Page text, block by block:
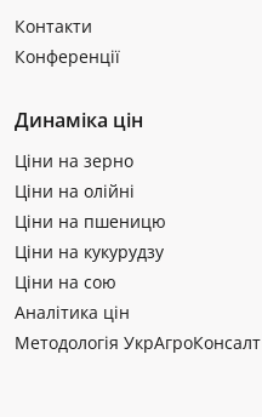
Контакти
Конференції
Динаміка цін
Ціни на зерно
Ціни на олійні
Ціни на пшеницю
Ціни на кукурудзу
Ціни на сою
Аналітика цін
Методологія УкрАгроКонсалт